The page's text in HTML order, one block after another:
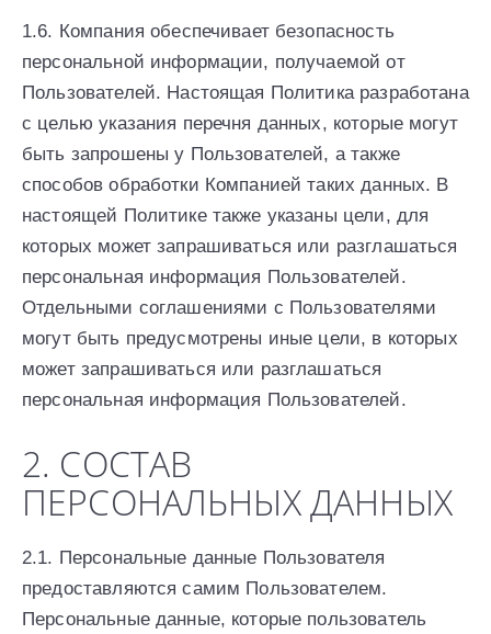
1.6. Компания обеспечивает безопасность
персональной информации, получаемой от
Пользователей. Настоящая Политика разработана
с целью указания перечня данных, которые могут
быть запрошены у Пользователей, а также
способов обработки Компанией таких данных. В
настоящей Политике также указаны цели, для
которых может запрашиваться или разглашаться
персональная информация Пользователей.
Отдельными соглашениями с Пользователями
могут быть предусмотрены иные цели, в которых
может запрашиваться или разглашаться
персональная информация Пользователей.
2. СОСТАВ
ПЕРСОНАЛЬНЫХ ДАННЫХ
2.1. Персональные данные Пользователя
предоставляются самим Пользователем.
Персональные данные, которые пользователь